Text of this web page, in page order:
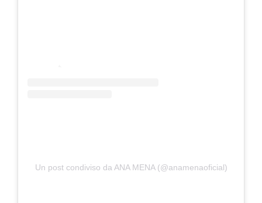
Un post condiviso da ANA MENA (@anamenaoficial)